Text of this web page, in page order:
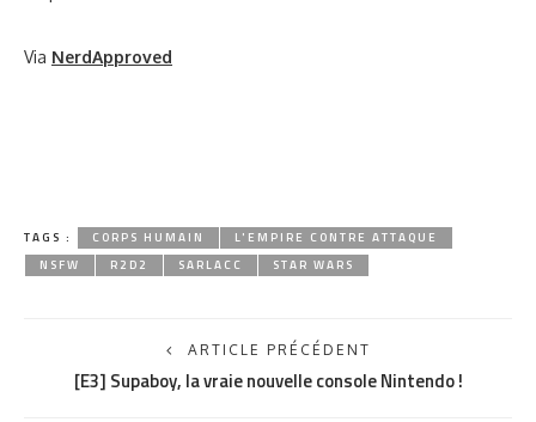
Via NerdApproved
TAGS : CORPS HUMAIN
L'EMPIRE CONTRE ATTAQUE
NSFW
R2D2 SARLACC STAR WARS
ARTICLE PRÉCÉDENT
[E3] Supaboy, la vraie nouvelle console Nintendo !